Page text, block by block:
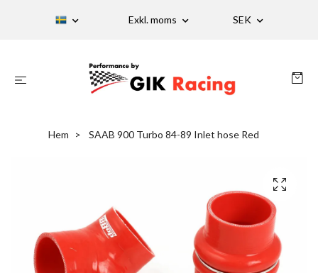
Exkl. moms SEK
Hem SAAB 900 Turbo 84-89 Inlet hose Red